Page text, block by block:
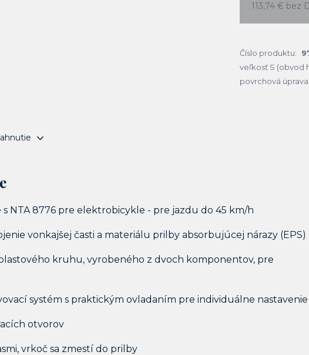
113,74 € bez
Číslo produktu:
veľkosť S (obvod
povrchová úprava:
NTA 8776 pre elektrobicykle - pre jazdu do 45 km/h
vonkajšej časti a materiálu prilby absorbujúcej nárazy (EPS)
kruhu, vyrobeného z dvoch komponentov, pre
systém s praktickým ovladaním pre individuálne nastavenie
otvorov
vrkoč sa zmestí do prilby